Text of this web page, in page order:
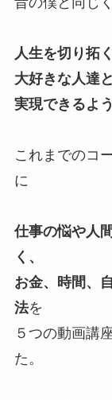
人生を切り拓
大好きな人達
実現できるよう
これまでのコ
に
仕事の悩や人
く、
お金、時間、
法を
５つの動画講
た。